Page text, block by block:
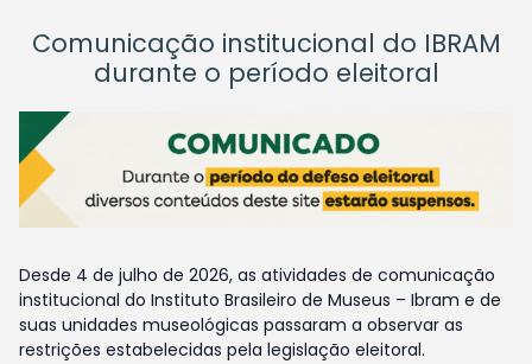
Comunicação institucional do IBRAM
durante o período eleitoral
Desde 4 de julho de 2026, as atividades de comunicação
institucional do Instituto Brasileiro de Museus – Ibram e de
suas unidades museológicas passaram a observar as
restrições estabelecidas pela legislação eleitoral.